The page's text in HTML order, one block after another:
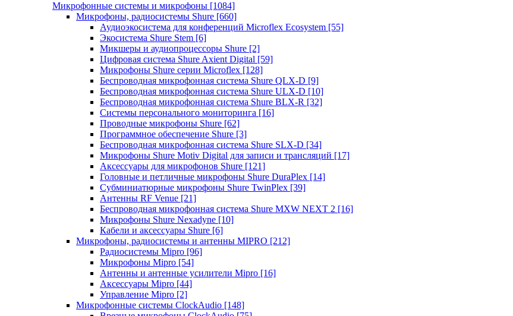
Микрофонные системы и микрофоны [1084]
Микрофоны, радиосистемы Shure [660]
Аудиоэкосистема для конференций Microflex Ecosystem [55]
Экосистема Shure Stem [6]
Микшеры и аудиопроцессоры Shure [2]
Цифровая система Shure Axient Digital [59]
Микрофоны Shure серии Microflex [128]
Беспроводная микрофонная система Shure QLX-D [9]
Беспроводная микрофонная система Shure ULX-D [10]
Беспроводная микрофонная система Shure BLX-R [32]
Системы персонального мониторинга [16]
Проводные микрофоны Shure [62]
Программное обеспечение Shure [3]
Беспроводная микрофонная система Shure SLX-D [34]
Микрофоны Shure Motiv Digital для записи и трансляций [17]
Аксессуары для микрофонов Shure [121]
Головные и петличные микрофоны Shure DuraPlex [14]
Субминиатюрные микрофоны Shure TwinPlex [39]
Антенны RF Venue [21]
Беспроводная микрофонная система Shure MXW NEXT 2 [16]
Микрофоны Shure Nexadyne [10]
Кабели и аксессуары Shure [6]
Микрофоны, радиосистемы и антенны MIPRO [212]
Радиосистемы Mipro [96]
Микрофоны Mipro [54]
Антенны и антенные усилители Mipro [16]
Аксессуары Mipro [44]
Управление Mipro [2]
Микрофонные системы ClockAudio [148]